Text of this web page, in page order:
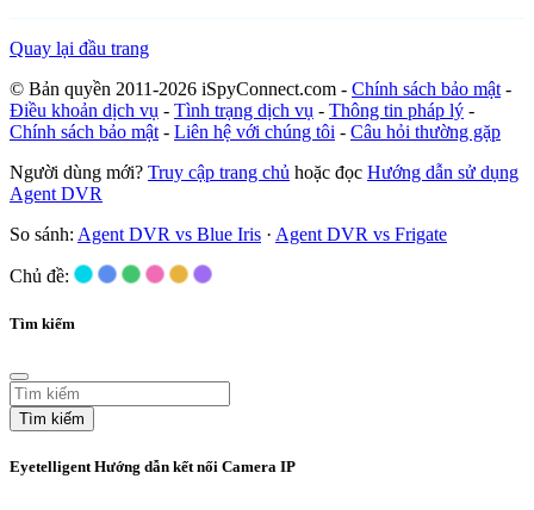
Quay lại đầu trang
© Bản quyền 2011-2026 iSpyConnect.com - Chính sách bảo mật -
Điều khoản dịch vụ - Tình trạng dịch vụ - Thông tin pháp lý -
Chính sách bảo mật - Liên hệ với chúng tôi - Câu hỏi thường gặp
Người dùng mới? Truy cập trang chủ hoặc đọc Hướng dẫn sử dụng
Agent DVR
So sánh: Agent DVR vs Blue Iris · Agent DVR vs Frigate
Chủ đề:
Tìm kiếm
Tìm kiếm
Eyetelligent Hướng dẫn kết nối Camera IP